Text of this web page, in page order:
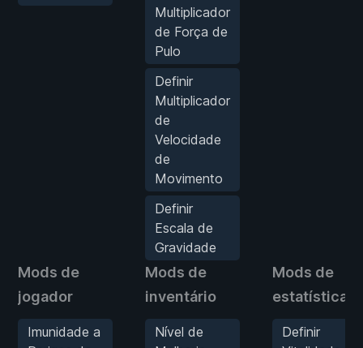
Multiplicador
de Força de
Pulo
Definir
Multiplicador
de
Velocidade
de
Movimento
Definir
Escala de
Gravidade
Mods de
jogador
Imunidade a
Mods de
inventário
Nível de
Mods de
estatísticas
Definir